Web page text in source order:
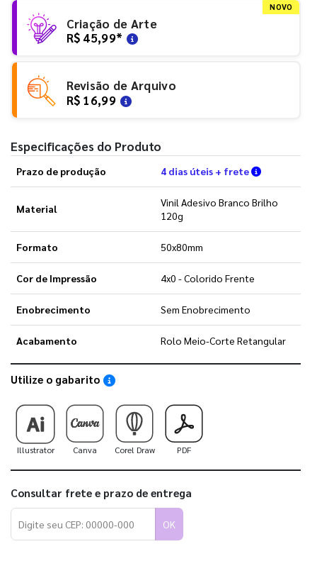
NOVO
Criação de Arte
R$ 45,99*
Revisão de Arquivo
R$ 16,99
Especificações do Produto
Prazo de produção 4 dias úteis + frete Verifique
Material
Vinil Adesivo Branco Brilho
120g
Formato 50x80mm
Cor de Impressão 4x0 - Colorido Frente
Enobrecimento Sem Enobrecimento
Acabamento Rolo Meio-Corte Retangular
Utilize o gabarito Saiba como utilizar os nossos gabaritos
Illustrator Canva Corel Draw PDF
Consultar frete e prazo de entrega
OK